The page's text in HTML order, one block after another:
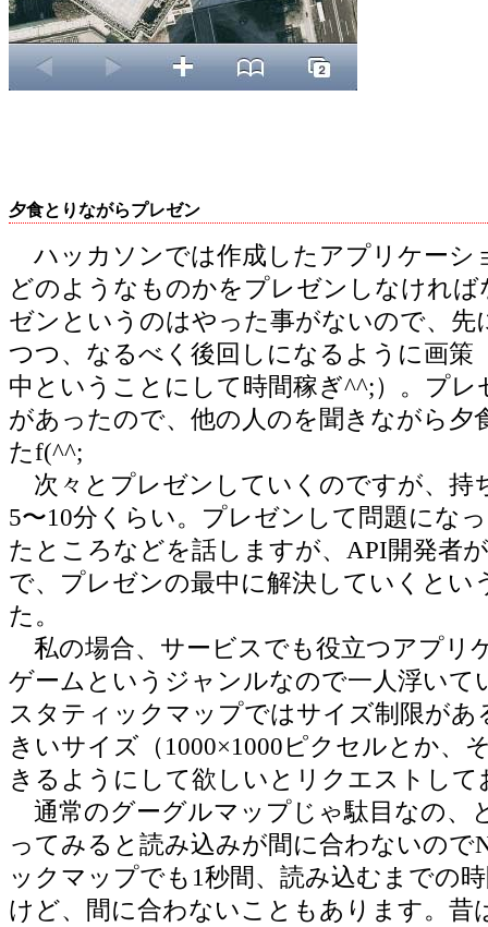
夕食とりながらプレゼン
ハッカソンでは作成したアプリケーシ
どのようなものかをプレゼンしなけれ
ゼンというのはやった事がないので、先
つつ、なるべく後回しになるように画策
中ということにして時間稼ぎ^^;）。プ
があったので、他の人のを聞きながら夕
たf(^^;
次々とプレゼンしていくのですが、持
5〜10分くらい。プレゼンして問題にな
たところなどを話しますが、API開発者
で、プレゼンの最中に解決していくとい
た。
私の場合、サービスでも役立つアプリ
ゲームというジャンルなので一人浮いて
スタティックマップではサイズ制限があ
きいサイズ（1000×1000ピクセルとか、
きるようにして欲しいとリクエストして
通常のグーグルマップじゃ駄目なの、
ってみると読み込みが間に合わないので
ックマップでも1秒間、読み込むまでの
けど、間に合わないこともあります。昔